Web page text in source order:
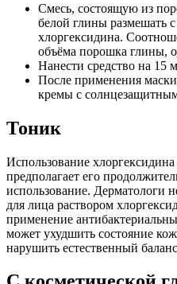
Смесь, состоящую из
белой глины размешать
хлоргексидина.
объёма порошка глины,
Нанести средство на 15
После применения маски
кремы с
Тоник
Использование
предполагает его
использование. Дерматологи
для лица раствором
применение
может ухудшить состояние
нарушить естественный